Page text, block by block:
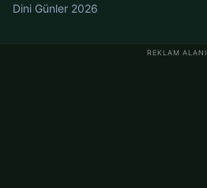
REKLAM ALANI
Dini Günler 2026
Almanya Namaz Vakitleri